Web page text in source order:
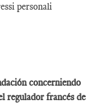
personali
concerniendo
regulador francés de